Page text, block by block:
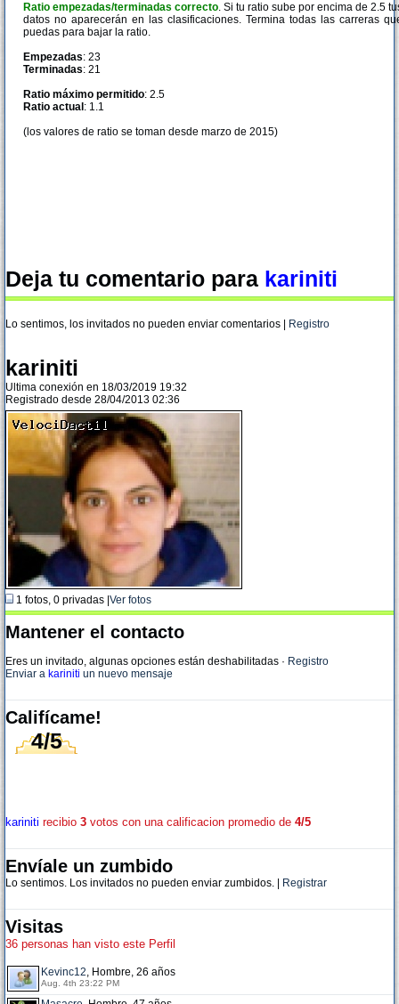
Ratio empezadas/terminadas correcto. Si tu ratio sube por encima de 2.5
datos no aparecerán en las clasificaciones. Termina todas las carreras
puedas para bajar la ratio.
Empezadas: 23
Terminadas: 21
Ratio máximo permitido: 2.5
Ratio actual : 1.1
(los valores de ratio se toman desde marzo de 2015)
Deja tu comentario para kariniti
Lo sentimos, los invitados no pueden enviar comentarios | Registro
kariniti
Ultima conexión en 18/03/2019 19:32
Registrado desde 28/04/2013 02:36
1 fotos, 0 privadas | Ver fotos
Mantener el contacto
Eres un invitado, algunas opciones están deshabilitadas · Registro
Enviar a kariniti un nuevo mensaje
Califícame!
4/5
kariniti recibio 3 votos con una calificacion promedio de 4/5
Envíale un zumbido
Lo sentimos. Los invitados no pueden enviar zumbidos. | Registrar
Visitas
36 personas han visto este Perfil
Kevinc12, Hombre, 26 años
Aug. 4th 23:22 PM